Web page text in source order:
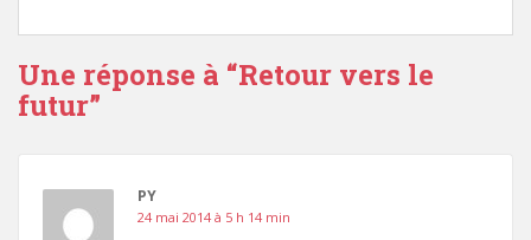
Une réponse à “Retour vers le
futur”
PY
24 mai 2014 à 5 h 14 min